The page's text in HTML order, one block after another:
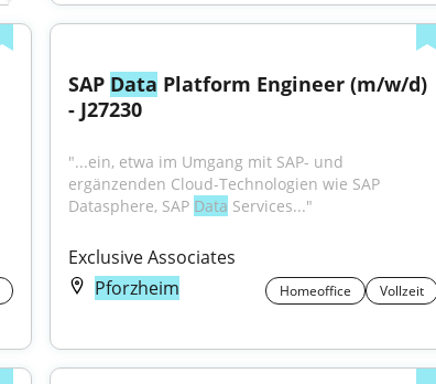
SAP Data Platform Engineer (m/w/d)
- J27230
"...ein, etwa im Umgang mit SAP- und
ergänzenden Cloud-Technologien wie SAP
Datasphere, SAP Data Services..."
Exclusive Associates
Pforzheim
Homeoffice Vollzeit